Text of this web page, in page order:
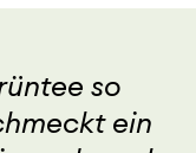
so
ein